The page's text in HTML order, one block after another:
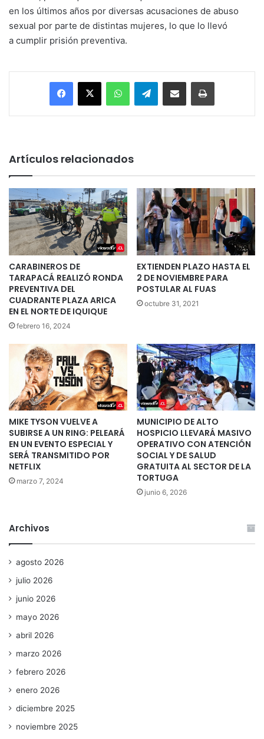
en los últimos años por diversas acusaciones de abuso
sexual por parte de distintas mujeres, lo que lo llevó
a cumplir prisión preventiva.
Facebook
X WhatsAppTelegramEnviar vía email Imprimir
Artículos relacionados
CARABINEROS DE
TARAPACÁ REALIZÓ RONDA
PREVENTIVA DEL
CUADRANTE PLAZA ARICA
EN EL NORTE DE IQUIQUE
febrero 16, 2024
EXTIENDEN PLAZO HASTA EL
2 DE NOVIEMBRE PARA
POSTULAR AL FUAS
octubre 31, 2021
MIKE TYSON VUELVE A
SUBIRSE A UN RING: PELEARÁ
EN UN EVENTO ESPECIAL Y
SERÁ TRANSMITIDO POR
NETFLIX
marzo 7, 2024
MUNICIPIO DE ALTO
HOSPICIO LLEVARÁ MASIVO
OPERATIVO CON ATENCIÓN
SOCIAL Y DE SALUD
GRATUITA AL SECTOR DE LA
TORTUGA
junio 6, 2026
Archivos
agosto 2026
julio 2026
junio 2026
mayo 2026
abril 2026
marzo 2026
febrero 2026
enero 2026
diciembre 2025
noviembre 2025